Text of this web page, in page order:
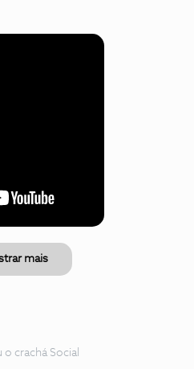
mais
o crachá Social